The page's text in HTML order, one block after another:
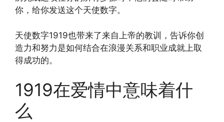
你，给你发送这个天使数字。
天使数字1919也带来了来自上帝的教训，告诉你创
造力和努力是如何结合在浪漫关系和职业成就上取
得成功的。
1919在爱情中意味着什
么